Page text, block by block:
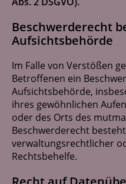
Beschwerderecht
Aufsichtsbehörde
Im Falle von Verstößen
Betroffenen ein
Aufsichtsbehörde,
ihres gewöhnlichen
oder des Orts des
Beschwerderecht
verwaltungsrechtlicher
Rechtsbehelfe.